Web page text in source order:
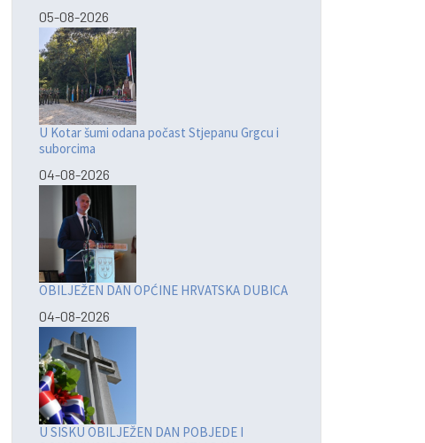
05-08-2026
U Kotar šumi odana počast Stjepanu Grgcu i
suborcima
04-08-2026
OBILJEŽEN DAN OPĆINE HRVATSKA DUBICA
04-08-2026
U SISKU OBILJEŽEN DAN POBJEDE I